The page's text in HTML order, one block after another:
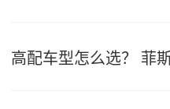
高配车型怎么选？ 菲